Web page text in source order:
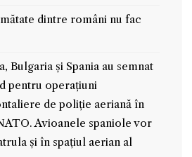
dintre români nu fac
Bulgaria și Spania au semnat
pentru operațiuni
de poliție aeriană în
Avioanele spaniole vor
și în spațiul aerian al